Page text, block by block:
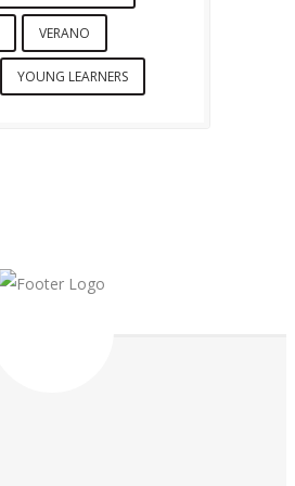
VERANO
YOUNG LEARNERS